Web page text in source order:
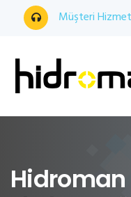
Müşteri
Hidroman